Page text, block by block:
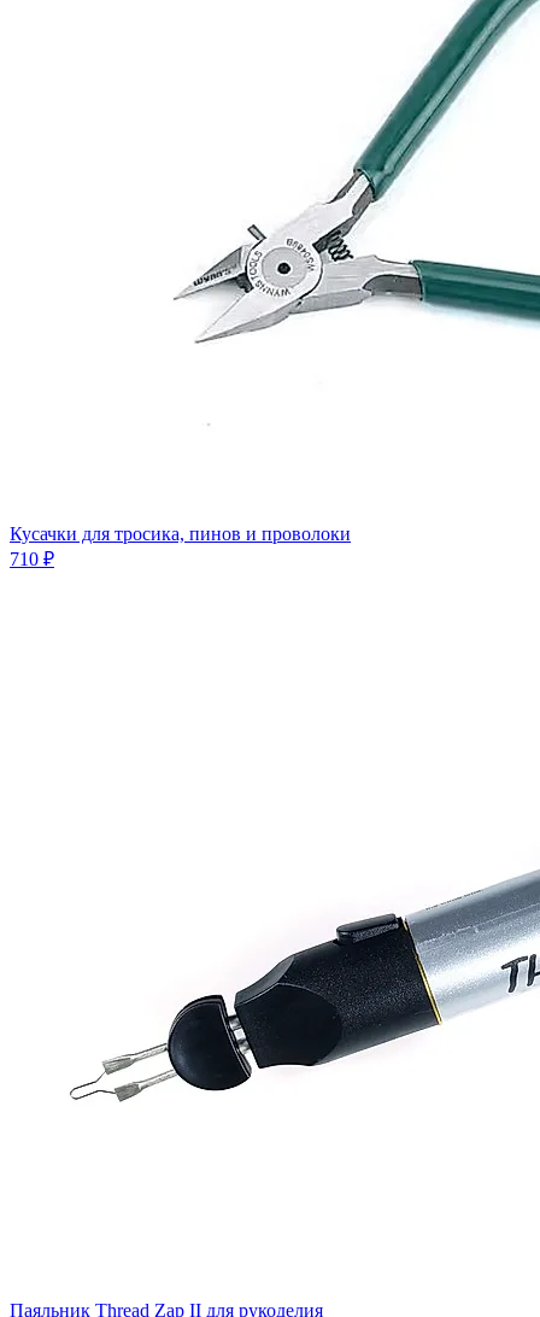
Кусачки для тросика, пинов и проволоки
710 ₽
Паяльник Thread Zap II для рукоделия